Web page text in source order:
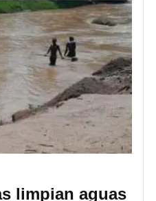
limpian aguas